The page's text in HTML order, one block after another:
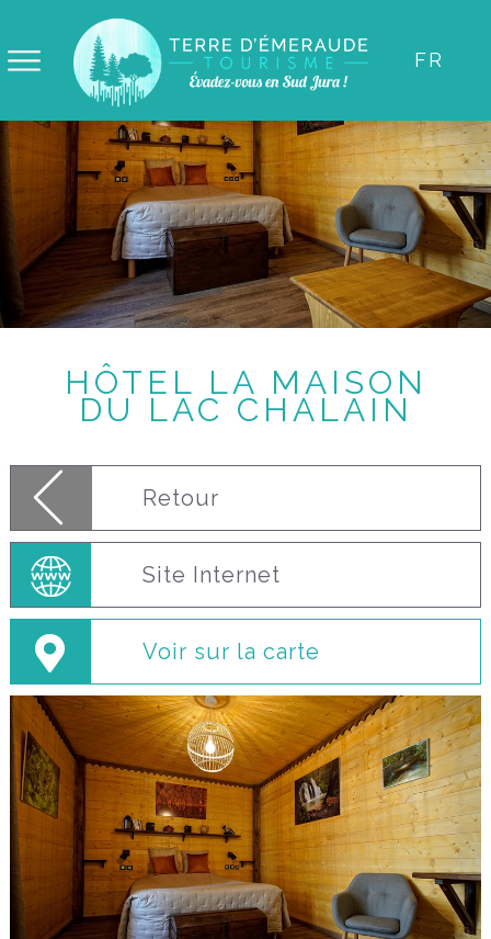
FR
HÔTEL LA MAISON
DU LAC CHALAIN
Retour
Site Internet
Voir sur la carte
Panneau de gestion des cookies